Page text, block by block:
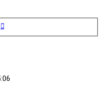
Wyszukiwanie